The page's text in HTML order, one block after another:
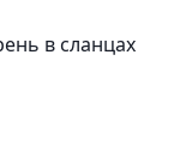
в сланцах